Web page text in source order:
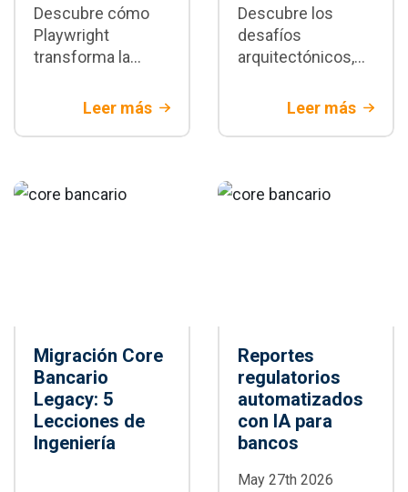
Descubre cómo
Playwright
transforma la
pruebas E2E:
paralelización,
buenas prácticas y
Leer más
Descubre los
desafíos
arquitectónicos,
integración del
Colombia. Aprende
tecnología para
Leer más
Migración Core
Bancario
Legacy: 5
Lecciones de
Ingeniería
Reportes
regulatorios
automatizados
con IA para
bancos
May 27th 2026